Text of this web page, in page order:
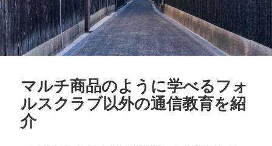
マルチ商品のように学べるフォ
ルスクラブ以外の通信教育を紹
介